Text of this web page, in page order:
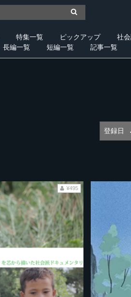
特集一覧 ピックアップ 社
長編一覧 短編一覧 記事一覧
登録日
¥495